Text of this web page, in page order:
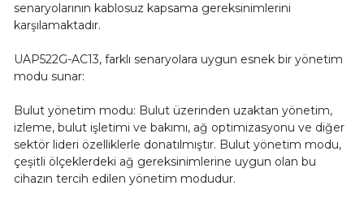
senaryolarının kablosuz kapsama gereksinimlerini
karşılamaktadır.
UAP522G-AC13, farklı senaryolara uygun esnek bir yönetim
modu sunar:
Bulut yönetim modu: Bulut üzerinden uzaktan yönetim,
izleme, bulut işletimi ve bakımı, ağ optimizasyonu ve diğer
sektör lideri özelliklerle donatılmıştır. Bulut yönetim modu,
çeşitli ölçeklerdeki ağ gereksinimlerine uygun olan bu
cihazın tercih edilen yönetim modudur.